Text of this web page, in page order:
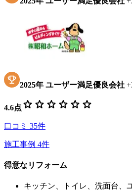
2025年 ユーザー満足優良会社 +
4.6点 star star star star star star
口コミ 35件
施工事例 4件
得意なリフォーム
キッチン、トイレ、洗面台、